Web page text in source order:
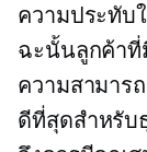
ความประทับ
ฉะนั้นลูกค้าที่
ความสามาร
ดีที่สุดสำหรับ